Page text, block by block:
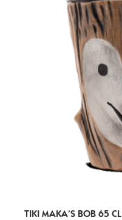
TIKI MAKA’S BOB 65 CL